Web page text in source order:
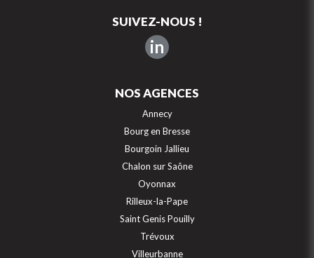
SUIVEZ-NOUS !
in
NOS AGENCES
Annecy
Bourg en Bresse
Bourgoin Jallieu
Chalon sur Saône
Oyonnax
Rilleux-la-Pape
Saint Genis Pouilly
Trévoux
Villeurbanne